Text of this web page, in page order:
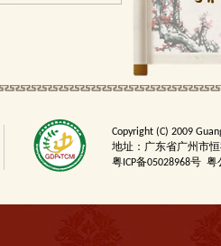
Copyright (C) 2009
地址：广东省广州市
粤ICP备05028968号 粤